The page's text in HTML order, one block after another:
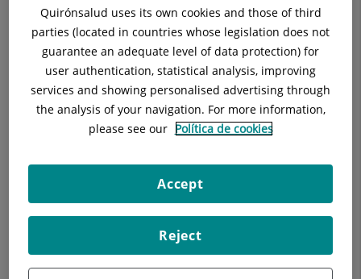
Els nostres blogs
Quirónsalud uses its own cookies and those of third
parties (located in countries whose legislation does not
guarantee an adequate level of data protection) for
user authentication, statistical analysis, improving
services and showing personalised advertising through
the analysis of your navigation. For more information,
please see our Política de cookies
Reject
Accept